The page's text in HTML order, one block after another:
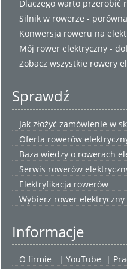
Dlaczego warto przerobić
Silnik w rowerze -
Konwersja roweru na
Mój rower elektryczny -
Zobacz wszystkie rowery
Sprawdź
Jak złożyć zamówienie w
Oferta rowerów
Baza wiedzy o rowerach
Serwis rowerów
Elektryfikacja rowerów
Wybierz rower elektryczny
Informacje
O firmie | YouTube |